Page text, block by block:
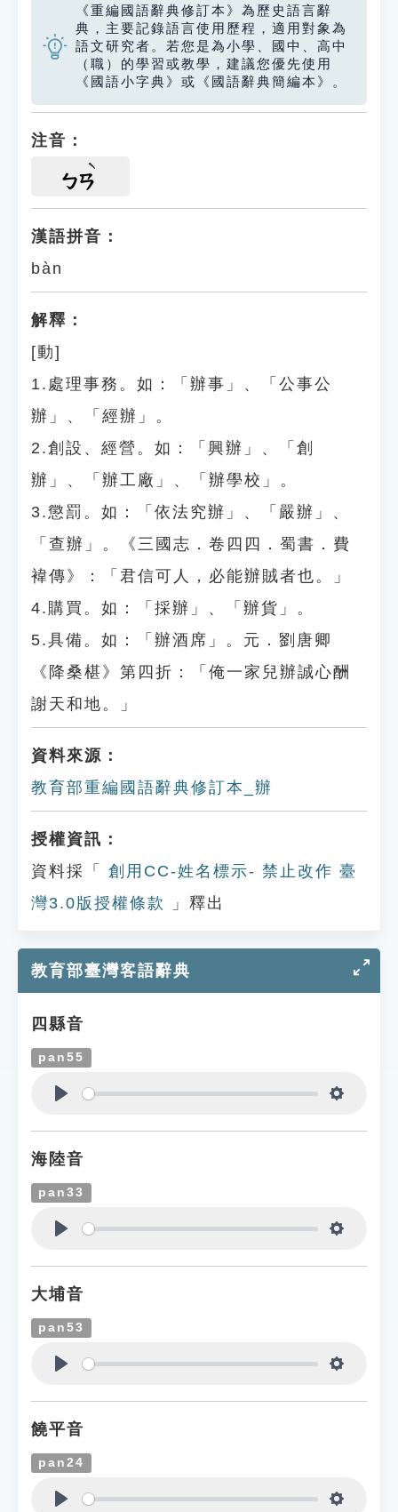
《重編國語辭典修訂本》為歷史語言辭
典，主要記錄語言使用歷程，適用對象為
語文研究者。若您是為小學、國中、高中
（職）的學習或教學，建議您優先使用
《國語小字典》或《國語辭典簡編本》。
注音：
ㄅㄢ
漢語拼音：
bàn
解釋：
[動]
1.處理事務。如：「辦事」、「公事公
辦」、「經辦」。
2.創設、經營。如：「興辦」、「創
辦」、「辦工廠」、「辦學校」。
3.懲罰。如：「依法究辦」、「嚴辦」、
「查辦」。《三國志．卷四四．蜀書．費
褘傳》：「君信可人，必能辦賊者也。」
4.購買。如：「採辦」、「辦貨」。
5.具備。如：「辦酒席」。元．劉唐卿
《降桑椹》第四折：「俺一家兒辦誠心酬
謝天和地。」
資料來源：
教育部重編國語辭典修訂本_辦
授權資訊：
資料採「
創用CC-姓名標示- 禁止改作 臺
灣3.0版授權條款
」釋出
教育部臺灣客語辭典
四縣音
pan55
海陸音
pan33
大埔音
pan53
饒平音
pan24